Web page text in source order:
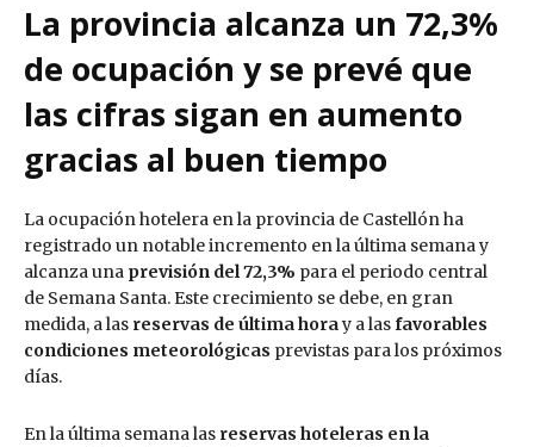
La provincia alcanza un 72,3%
de ocupación y se prevé que
las cifras sigan en aumento
gracias al buen tiempo
La ocupación hotelera en la provincia de Castellón ha
registrado un notable incremento en la última semana y
alcanza una previsión del 72,3% para el periodo central
de Semana Santa. Este crecimiento se debe, en gran
medida, a las reservas de última horay a lasfavorables
condiciones meteorológicas previstas para los próximos
días.
En la última semana las reservas hoteleras en la